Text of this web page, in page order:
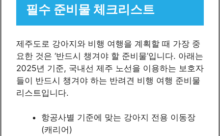
필수 준비물 체크리스트
제주도로 강아지와 비행 여행을 계획할 때 가장 중
요한 것은 ‘반드시 챙겨야 할 준비물’입니다. 아래는
2025년 기준, 국내선 제주 노선을 이용하는 보호자
들이 반드시 챙겨야 하는 반려견 비행 여행 준비물
리스트입니다.
항공사별 기준에 맞는 강아지 전용 이동장
(캐리어)